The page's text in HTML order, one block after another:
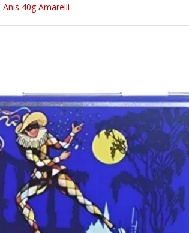
40g Amarelli